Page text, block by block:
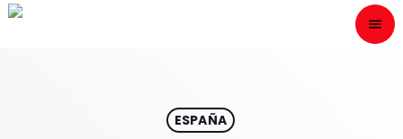
menu
ESPAÑA